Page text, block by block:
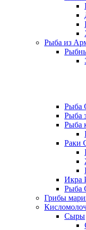
Рыба из
Рыба
Рыба
Рыба
Раки
Икра
Рыба
Грибы
Сыры